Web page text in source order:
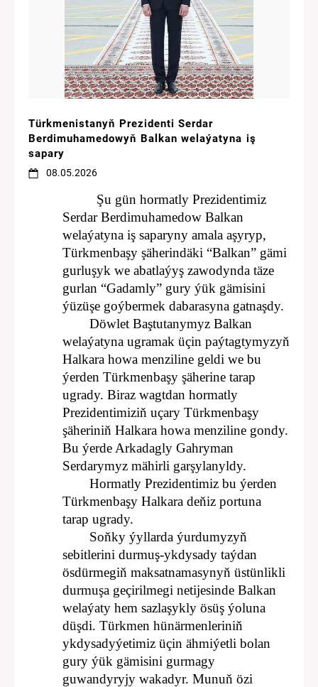
Türkmenistanyň Prezidenti Serdar
Berdimuhamedowyň Balkan welaýatyna iş
sapary
08.05.2026
Şu gün hormatly Prezidentimiz
Serdar Berdimuhamedow Balkan
welaýatyna iş saparyny amala aşyryp,
Türkmenbaşy şäherindäki “Balkan” gämi
gurluşyk we abatlaýyş zawodynda täze
gurlan “Gadamly” gury ýük gämisini
ýüzüşe goýbermek dabarasyna gatnaşdy.
Döwlet Baştutanymyz Balkan
welaýatyna ugramak üçin paýtagtymyzyň
Halkara howa menziline geldi we bu
ýerden Türkmenbaşy şäherine tarap
ugrady. Biraz wagtdan hormatly
Prezidentimiziň uçary Türkmenbaşy
şäheriniň Halkara howa menziline gondy.
Bu ýerde Arkadagly Gahryman
Serdarymyz mähirli garşylanyldy.
Hormatly Prezidentimiz bu ýerden
Türkmenbaşy Halkara deňiz portuna
tarap ugrady.
Soňky ýyllarda ýurdumyzyň
sebitlerini durmuş-ykdysady taýdan
ösdürmegiň maksatnamasynyň üstünlikli
durmuşa geçirilmegi netijesinde Balkan
welaýaty hem sazlaşykly ösüş ýoluna
düşdi. Türkmen hünärmenleriniň
ykdysadyýetimiz üçin ähmiýetli bolan
gury ýük gämisini gurmagy
guwandyryjy wakadyr. Munuň özi